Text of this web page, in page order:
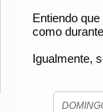
Entiendo
como
Igualmente,